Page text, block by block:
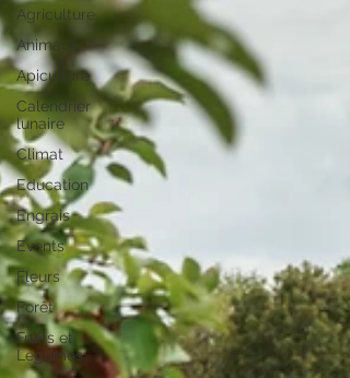
Agriculture
Animaux
Apiculture
Calendrier
lunaire
Climat
Education
Engrais
Events
Fleurs
Forêt
Fruits et
Légumes